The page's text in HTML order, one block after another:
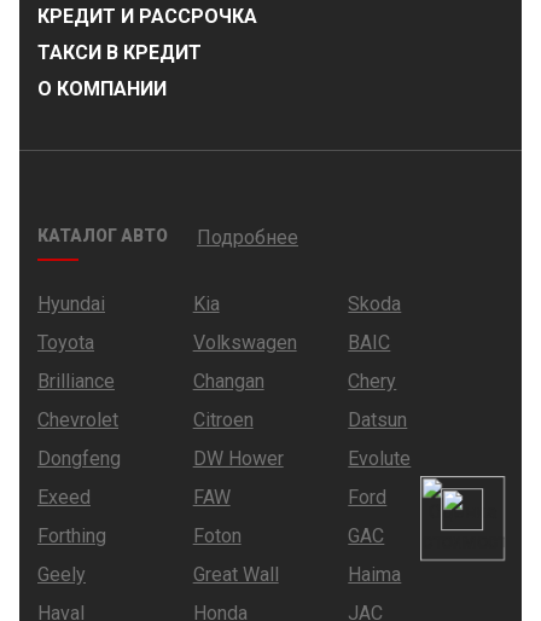
КРЕДИТ И РАССРОЧКА
ТАКСИ В КРЕДИТ
О КОМПАНИИ
КАТАЛОГ АВТО Подробнее
Hyundai Kia
Skoda
Toyota
Volkswagen
BAIC
Brilliance
Changan
Chery
Chevrolet
Citroen
Datsun
Dongfeng
DW Hower
Evolute
Exeed
FAW
Ford
Forthing
Foton
GAC
Geely
Great Wall
Haima
Haval
Honda JAC